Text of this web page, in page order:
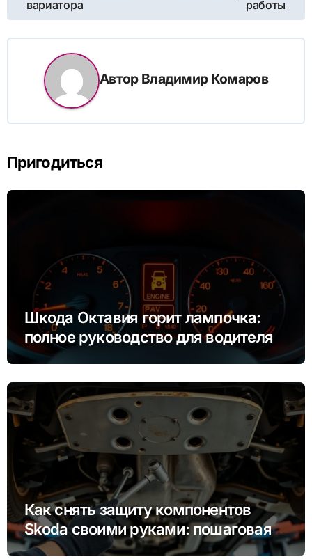
вариатора
работы
Автор Владимир Комаров
Пригодиться
Шкода Октавия горит лампочка:
полное руководство для водителя
Как снять защиту компонентов
Skoda своими руками: пошаговая
инструкция для Rapid, Octavia и